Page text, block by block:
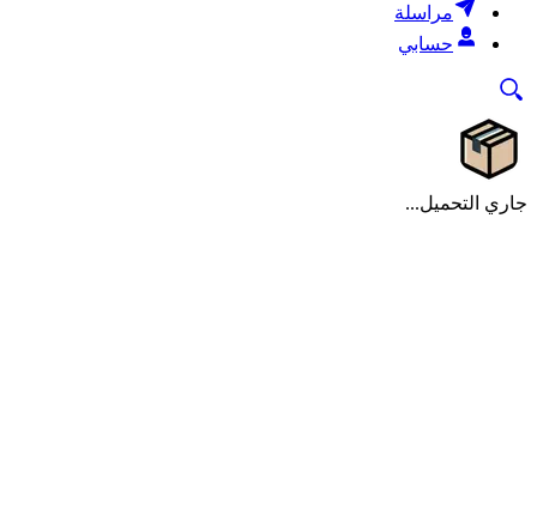
مراسلة
حسابي
جاري التحميل...